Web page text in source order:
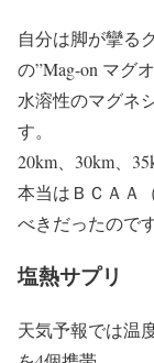
自分は脚が攣る
の”Mag-on マグ
水溶性のマグネ
す。
20km、30km、
本当はＢＣＡＡ
べきだったので
塩熱サプリ
天気予報では温